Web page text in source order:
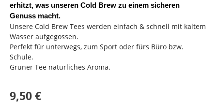
erhitzt, was unseren Cold Brew zu einem sicheren
Genuss macht.
Unsere Cold Brew Tees werden einfach & schnell mit kaltem
Wasser aufgegossen.
Perfekt für unterwegs, zum Sport oder fürs Büro bzw.
Schule.
Grüner Tee natürliches Aroma.
Regulärer Preis:
9,50 €